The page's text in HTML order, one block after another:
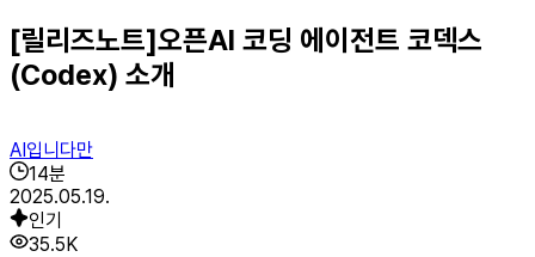
[릴리즈노트]오픈AI 코딩 에이전트 코덱스
(Codex) 소개
AI입니다만
14분
2025.05.19.
인기
35.5K